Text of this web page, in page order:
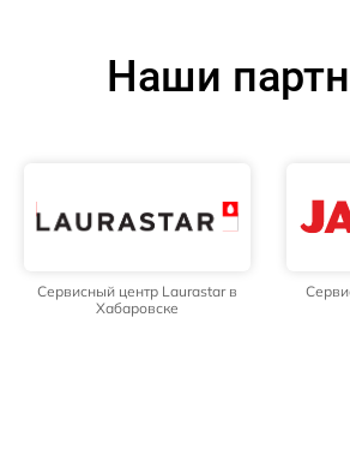
Наши
Сервисный центр Laurastar в
Хабаровске